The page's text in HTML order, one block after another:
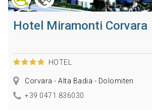
Hotel Miramonti Corvara
HOTEL
Corvara - Alta Badia - Dolomiten
+39 0471 836030